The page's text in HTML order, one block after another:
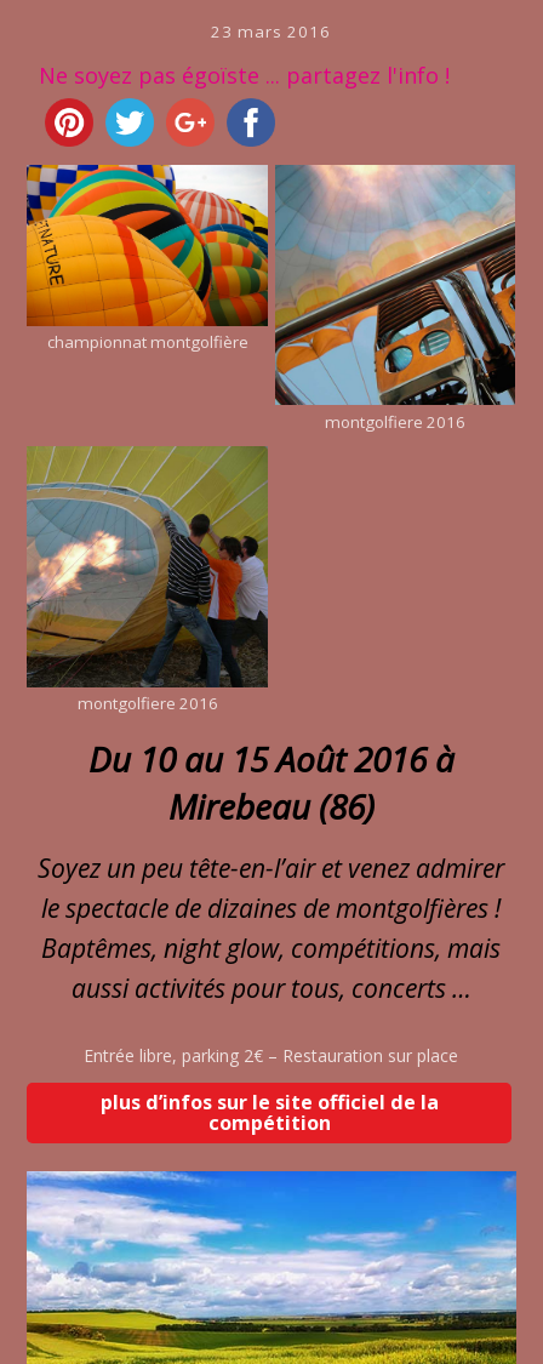
23 mars 2016
Ne soyez pas égoïste ... partagez l'info !
championnat montgolfière
montgolfiere 2016
montgolfiere 2016
Du 10 au 15 Août 2016 à
Mirebeau (86)
Soyez un peu tête-en-l’air et venez admirer
le spectacle de dizaines de montgolfières !
Baptêmes, night glow, compétitions, mais
aussi activités pour tous, concerts …
Entrée libre, parking 2€ – Restauration sur place
plus d’infos sur le site officiel de la
compétition